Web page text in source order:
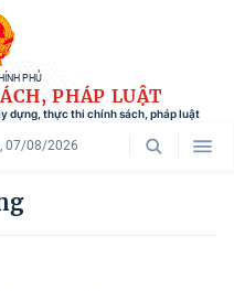
PHỦ
PHÁP LUẬT
dựng, thực thi chính sách, pháp luật
07/08/2026